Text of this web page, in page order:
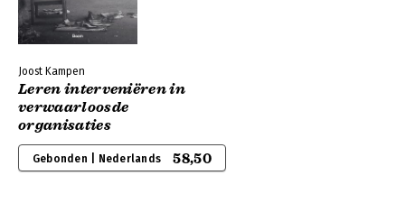
Joost Kampen
Leren interveniëren in
verwaarloosde
organisaties
Gebonden | Nederlands 58,50